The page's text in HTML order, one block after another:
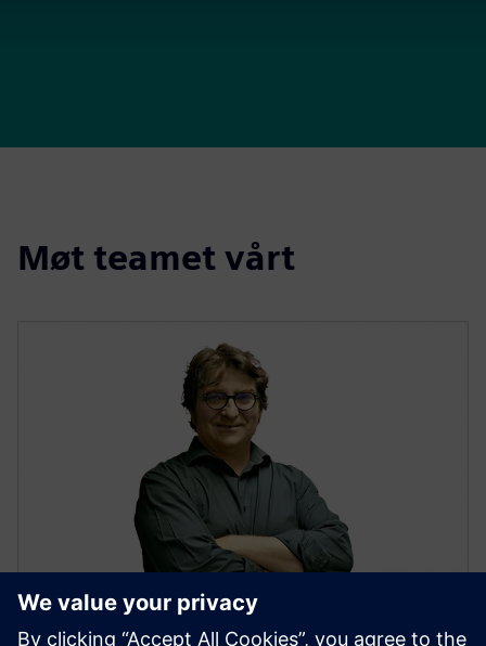
Møt teamet vårt
David Almer